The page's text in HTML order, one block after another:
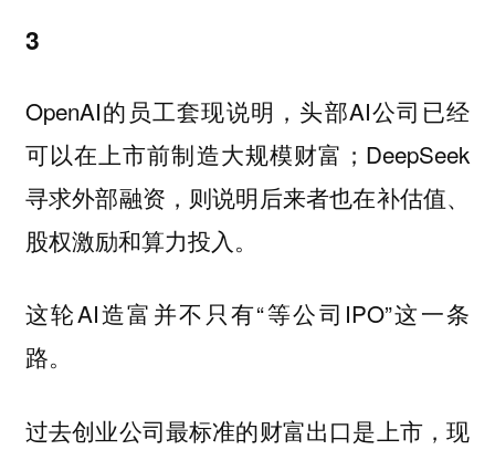
3
OpenAI的员工套现说明，头部AI公司已经
可以在上市前制造大规模财富；DeepSeek
寻求外部融资，则说明后来者也在补估值、
股权激励和算力投入。
这轮AI造富并不只有“等公司IPO”这一条
路。
过去创业公司最标准的财富出口是上市，现